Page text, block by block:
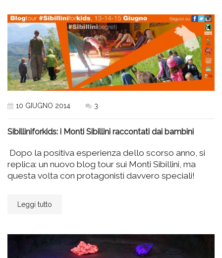
10 GIUGNO 2014 3
Sibilliniforkids: i Monti Sibillini raccontati dai bambini
Dopo la positiva esperienza dello scorso anno, si
replica: un nuovo blog tour sui Monti Sibillini, ma
questa volta con protagonisti davvero speciali!
Leggi tutto